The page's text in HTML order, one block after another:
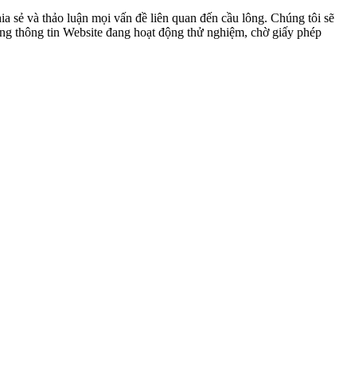
và thảo luận mọi vấn đề liên quan đến cầu lông. Chúng tôi sẽ
thông tin Website đang hoạt động thử nghiệm, chờ giấy phép